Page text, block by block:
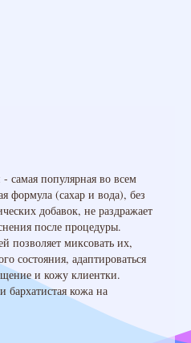
самая популярная во всем
формула (сахар и вода), без
добавок, не раздражает
после процедуры.
позволяет миксовать их,
состояния, адаптироваться
и кожу клиентки.
бархатистая кожа на